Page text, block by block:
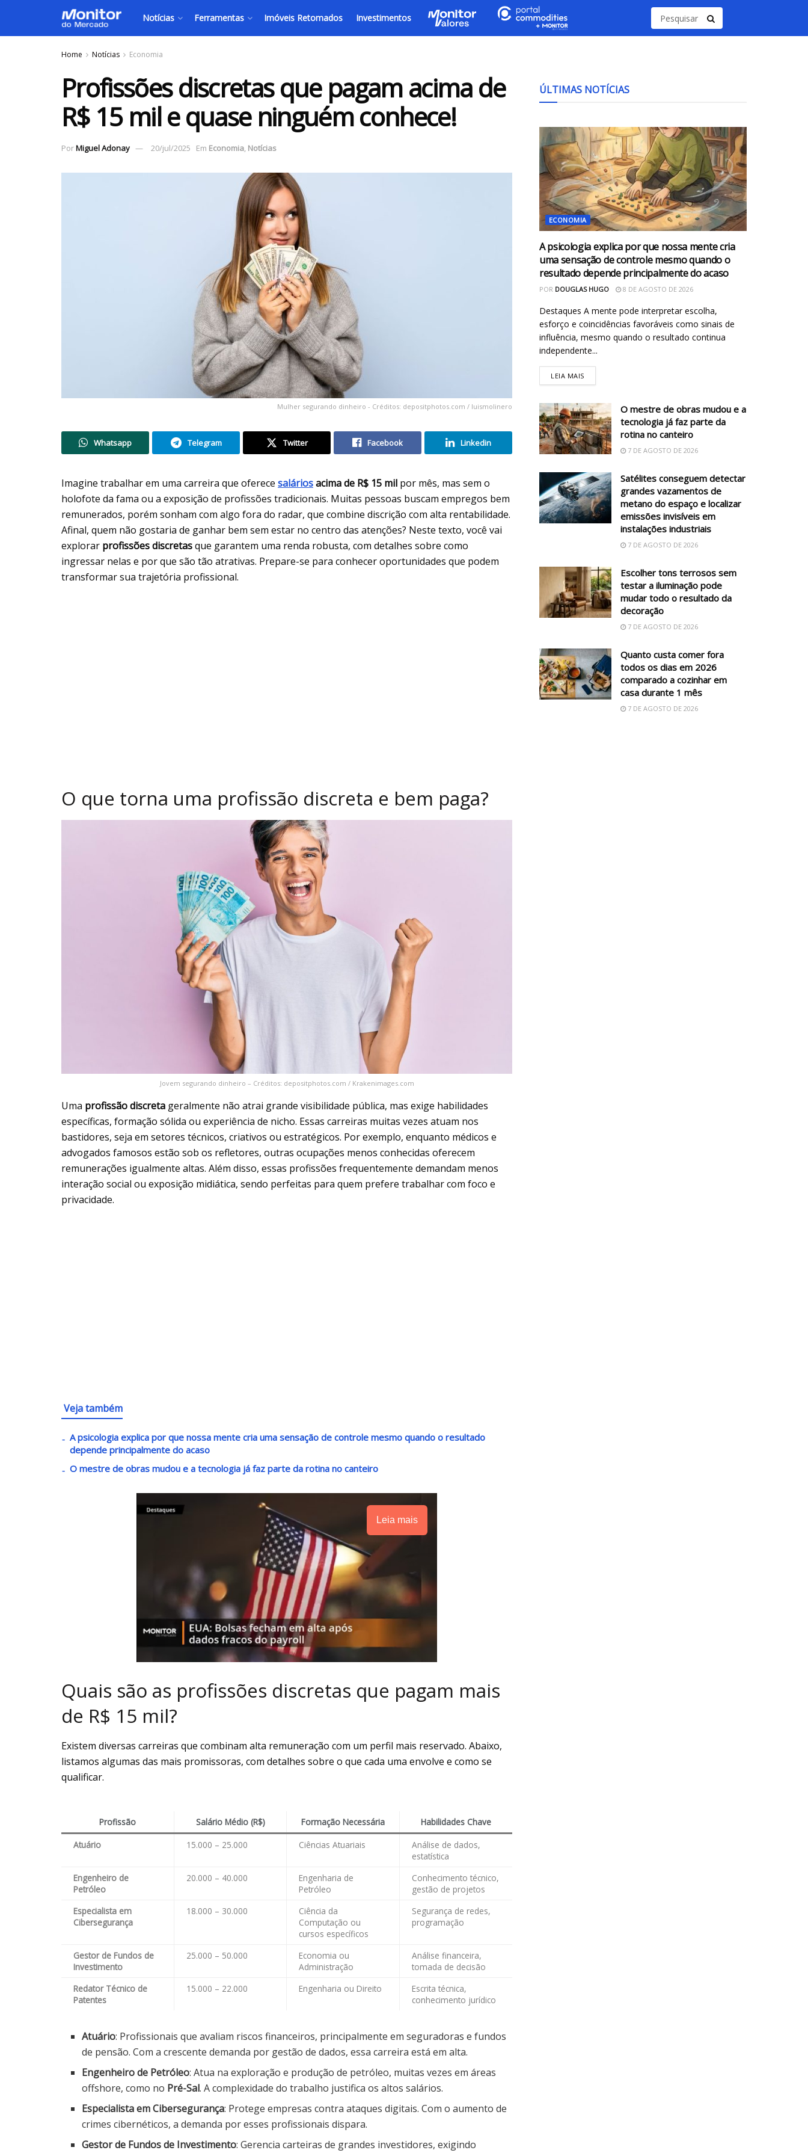
Notícias Ferramentas Imóveis Retomados Investimentos
Home Notícias Economia
Profissões discretas que pagam acima de
R$ 15 mil e quase ninguém conhece!
PorMiguel Adonay 20/jul/2025 Em Economia, Notícias
Mulher segurando dinheiro - Créditos: depositphotos.com / luismolinero
Whatsapp Telegram Twitter Facebook Linkedin
Imagine trabalhar em uma carreira que oferece saláriosacima de R$ 15 mil por mês, mas sem o
holofote da fama ou a exposição de profissões tradicionais. Muitas pessoas buscam empregos bem
remunerados, porém sonham com algo fora do radar, que combine discrição com alta rentabilidade.
Afinal, quem não gostaria de ganhar bem sem estar no centro das atenções? Neste texto, você vai
explorar profissões discretasque garantem uma renda robusta, com detalhes sobre como
ingressar nelas e por que são tão atrativas. Prepare-se para conhecer oportunidades que podem
transformar sua trajetória profissional.
O que torna uma profissão discreta e bem paga?
Jovem segurando dinheiro – Créditos: depositphotos.com / Krakenimages.com
Uma profissão discreta geralmente não atrai grande visibilidade pública, mas exige habilidades
específicas, formação sólida ou experiência de nicho. Essas carreiras muitas vezes atuam nos
bastidores, seja em setores técnicos, criativos ou estratégicos. Por exemplo, enquanto médicos e
advogados famosos estão sob os refletores, outras ocupações menos conhecidas oferecem
remunerações igualmente altas. Além disso, essas profissões frequentemente demandam menos
interação social ou exposição midiática, sendo perfeitas para quem prefere trabalhar com foco e
privacidade.
Veja também
A psicologia explica por que nossa mente cria uma sensação de controle mesmo quando o resultado
depende principalmente do acaso
O mestre de obras mudou e a tecnologia já faz parte da rotina no canteiro
Leia mais
Quais são as profissões discretas que pagam mais
de R$ 15 mil?
Existem diversas carreiras que combinam alta remuneração com um perfil mais reservado. Abaixo,
listamos algumas das mais promissoras, com detalhes sobre o que cada uma envolve e como se
qualificar.
Profissão Salário Médio (R$) Formação Necessária
Habilidades Chave
Atuário
15.000 – 25.000 Ciências Atuariais
Análise de dados,
estatística
Engenheiro de
Petróleo
20.000 – 40.000
Engenharia de
Petróleo
Conhecimento técnico,
gestão de projetos
Especialista em
Cibersegurança
18.000 – 30.000
Ciência da
Computação ou
cursos específicos
Segurança de redes,
programação
Gestor de Fundos de
Investimento
25.000 – 50.000
Economia ou
Administração
Análise financeira,
tomada de decisão
Redator Técnico de
Patentes
15.000 – 22.000 Engenharia ou Direito
Escrita técnica,
conhecimento jurídico
Atuário: Profissionais que avaliam riscos financeiros, principalmente em seguradoras e fundos
de pensão. Com a crescente demanda por gestão de dados, essa carreira está em alta.
Engenheiro de Petróleo: Atua na exploração e produção de petróleo, muitas vezes em áreas
offshore, como no Pré-Sal. A complexidade do trabalho justifica os altos salários.
Especialista em Cibersegurança: Protege empresas contra ataques digitais. Com o aumento de
crimes cibernéticos, a demanda por esses profissionais dispara.
Gestor de Fundos de Investimento: Gerencia carteiras de grandes investidores, exigindo
ÚLTIMAS NOTÍCIAS
ECONOMIA
A psicologia explica por que nossa mente cria
uma sensação de controle mesmo quando o
resultado depende principalmente do acaso
POR DOUGLAS HUGO 8 DE AGOSTO DE 2026
Destaques A mente pode interpretar escolha,
esforço e coincidências favoráveis como sinais de
influência, mesmo quando o resultado continua
independente...
LEIA MAIS
O mestre de obras mudou e a
tecnologia já faz parte da
rotina no canteiro
7 DE AGOSTO DE 2026
Satélites conseguem detectar
grandes vazamentos de
metano do espaço e localizar
emissões invisíveis em
instalações industriais
7 DE AGOSTO DE 2026
Escolher tons terrosos sem
testar a iluminação pode
mudar todo o resultado da
decoração
7 DE AGOSTO DE 2026
Quanto custa comer fora
todos os dias em 2026
comparado a cozinhar em
casa durante 1 mês
7 DE AGOSTO DE 2026